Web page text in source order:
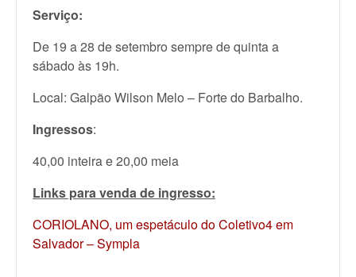
Serviço:
De 19 a 28 de setembro sempre de quinta a
sábado às 19h.
Local: Galpão Wilson Melo – Forte do Barbalho.
Ingressos:
40,00 inteira e 20,00 meia
Links para venda de ingresso:
CORIOLANO, um espetáculo do Coletivo4 em
Salvador – Sympla